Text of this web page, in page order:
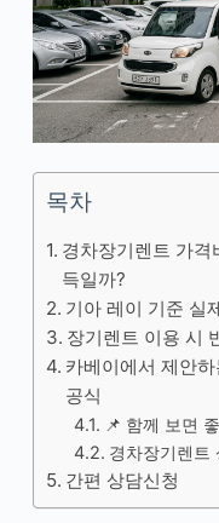
목차
경차장기렌트 가
득일까?
기아 레이 기준 실
장기렌트 이용 시
카베이에서 제안
공식
📌 함께 보면
경차장기렌트
간편 상담신청